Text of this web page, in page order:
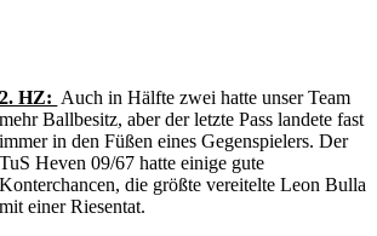
2. HZ: Auch in Hälfte zwei hatte unser Team
mehr Ballbesitz, aber der letzte Pass landete fast
immer in den Füßen eines Gegenspielers. Der
TuS Heven 09/67 hatte einige gute
Konterchancen, die größte vereitelte Leon Bulla
mit einer Riesentat.